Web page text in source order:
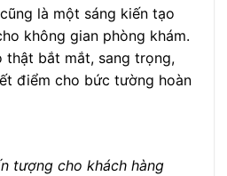
là một sáng kiến tạo
không gian phòng khám.
thật bắt mắt, sang trọng,
điểm cho bức tường hoàn
tượng cho khách hàng